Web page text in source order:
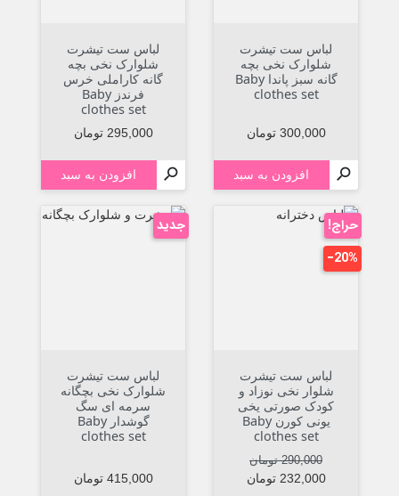
لباس ست تیشرت
شلوارک نخی بچه
گانه سبز پاندا Baby
clothes set
قیمت
300,000 تومان
 افزودن به سبد
لباس ست تیشرت
شلوارک نخی بچه
گانه کاراملی خرس
فرندز Baby
clothes set
قیمت
295,000 تومان
 افزودن به سبد
لباس ست تیشرت
شلوار نخی نوزاد و
کودک صورتی یخی
یونی کورن Baby
clothes set
قیمت عادی
290,000 تومان
قیمت
232,000 تومان
حراج!
‎−20%
لباس ست تیشرت
شلوارک نخی بچگانه
سرمه ای سگ
گوشدار Baby
clothes set
قیمت
415,000 تومان
جدید